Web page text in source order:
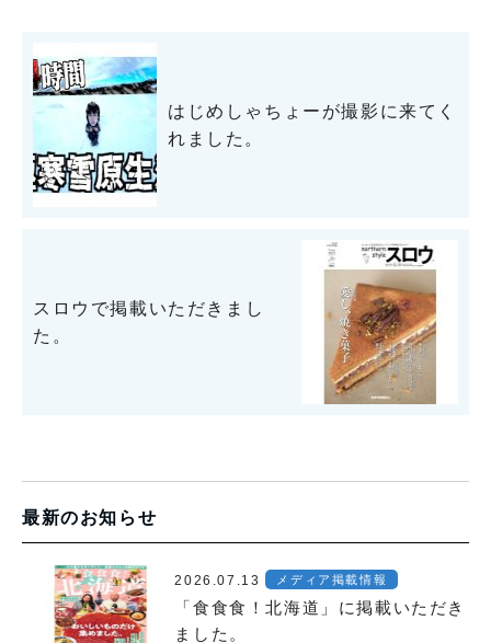
はじめしゃちょーが撮影に来てく
れました。
スロウで掲載いただきまし
た。
最新のお知らせ
2026.07.13 メディア掲載情報
「食食食！北海道」に掲載いただき
ました。